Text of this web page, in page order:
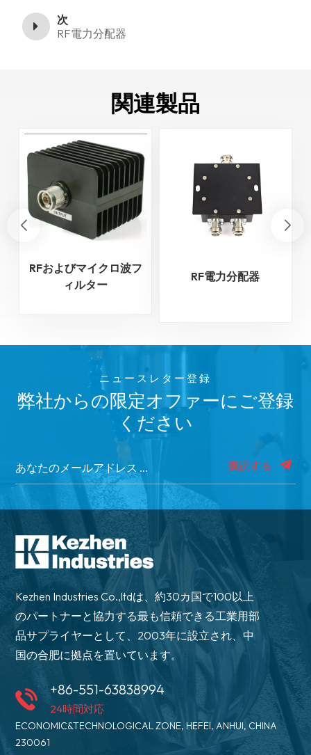
次
RF電力分配器
関連製品
RFおよびマイクロ波フ
ィルター
RF電力分配器
ニュースレター登録
弊社からの限定オファーにご登録
ください
購読する
Kezhen Industries Co.,ltdは、約30カ国で100以上
のパートナーと協力する最も信頼できる工業用部
品サプライヤーとして、2003年に設立され、中
国の合肥に拠点を置いています。
+86-551-63838994
24時間対応
ECONOMIC&TECHNOLOGICAL ZONE, HEFEI, ANHUI, CHINA
230061